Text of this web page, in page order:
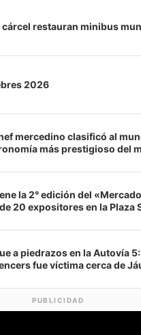
cárcel restauran minibus
2026
mercedino clasificó al
más prestigioso del
la 2° edición del
20 expositores en la Plaza
a piedrazos en la Autovía
fue víctima cerca de
PUBLICIDAD